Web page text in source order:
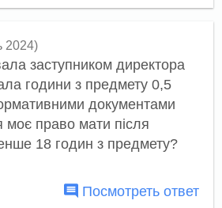
2024)
заступником директора
години з предмету 0,5
документами
моє право мати після
18 годин з предмету?
Посмотреть ответ